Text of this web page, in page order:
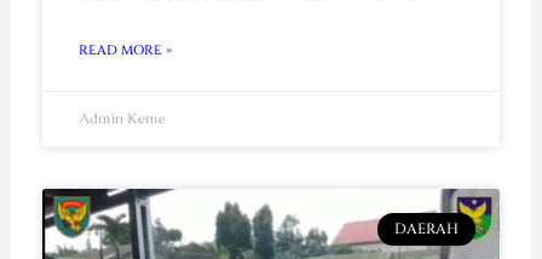
READ MORE »
Admin Keme
DAERAH